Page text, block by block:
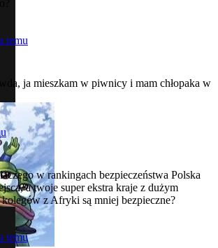
temu
ja mieszkam w piwnicy i mam chłopaka w
w rankingach bezpieczeństwa Polska
a twoje super ekstra kraje z dużym
z Afryki są mniej bezpieczne?
temu